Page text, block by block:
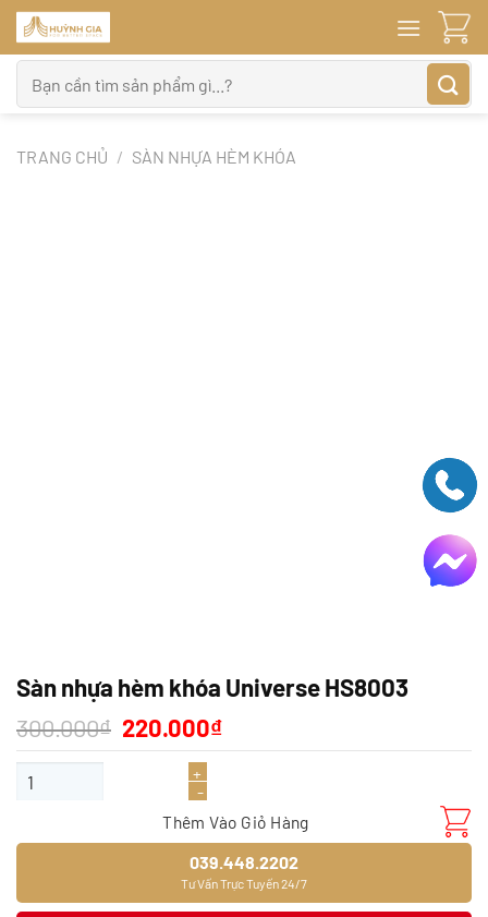
Bỏ
qua
nội
dung
kiếm:
TRANG CHỦ / SÀN NHỰA HÈM KHÓA
Sàn nhựa hèm khóa Universe HS8003
300.000₫ Giá
gốc
là:
300.000₫.
220.000₫Giá
hiện
tại
Sàn nhựa hèm khóa Universe HS8003 số lượng
Thêm Vào Giỏ Hàng
039.448.2202
Tư Vấn Trực Tuyến 24/7